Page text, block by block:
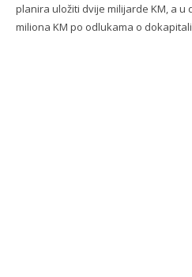
planira uložiti dvije milijarde KM, a u
miliona KM po odlukama o